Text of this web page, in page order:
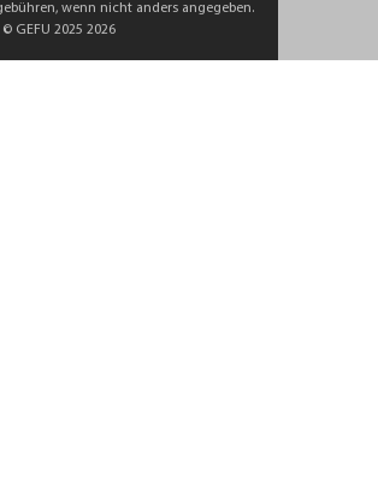
wenn nicht anders angegeben.
© GEFU 2025 2026